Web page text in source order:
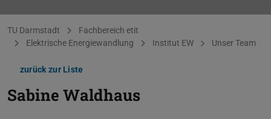
Sie befinden sich hier:
TU Darmstadt
Fachbereich etit
Elektrische Energiewandlung
Institut EW Unser Team
zurück zur Liste
Sabine Waldhaus